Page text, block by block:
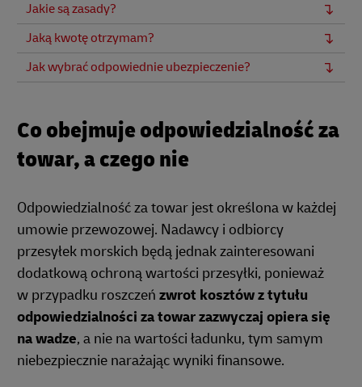
Jakie są zasady?
Jaką kwotę otrzymam?
Jak wybrać odpowiednie ubezpieczenie?
Co obejmuje odpowiedzialność za
towar, a czego nie
Odpowiedzialność za towar jest określona w każdej
umowie przewozowej. Nadawcy i odbiorcy
przesyłek morskich będą jednak zainteresowani
dodatkową ochroną wartości przesyłki, ponieważ
w przypadku roszczeń zwrot kosztów z tytułu
odpowiedzialności za towar zazwyczaj opiera się
na wadze, a nie na wartości ładunku, tym samym
niebezpiecznie narażając wyniki finansowe.